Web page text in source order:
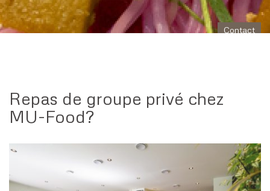
Contact
Repas de groupe privé chez
MU-Food?